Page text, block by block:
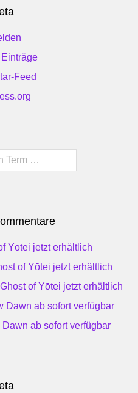
Feed
Yōtei jetzt erhältlich
of Yōtei jetzt erhältlich
Ghost of Yōtei jetzt erhältlich
Dawn ab sofort verfügbar
ab sofort verfügbar